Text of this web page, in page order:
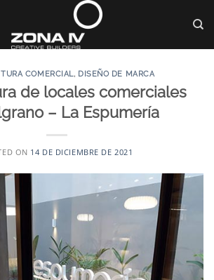
COMERCIAL, DISEÑO DE MARCA
de locales comerciales
– La Espumería
ON 14 DE DICIEMBRE DE 2021